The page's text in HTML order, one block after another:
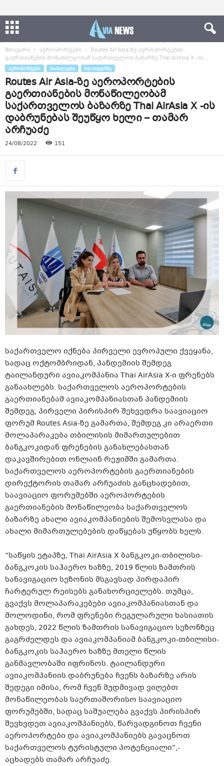
მთავარი აეროპორტები
Routes Air Asia-ზე აეროპორტების
გაერთიანების მონაწილეობამ საქართველოს ბაზარზე Thai AirAsia X -ის...
ᲐᲔᲠᲝᲞᲝᲠᲢᲔᲑᲘ ᲡᲘᲐᲮᲚᲔᲔᲑᲘ ᲡᲚᲐᲘᲓᲔᲠᲖᲔ
Routes Air Asia-ზე აეროპორტების
გაერთიანების მონაწილეობამ
საქართველოს ბაზარზე Thai AirAsia X -ის
დაბრუნებას შეუწყო ხელი – თამარ
არჩუაძე
24/08/2022 151
საქართველო იქნება პირველი ევროპული ქვეყანა,
სადაც ოქტომბრიდან, პანდემიის შემდეგ
ტაილანდური ავიაკომპანია Thai AirAsia X-ი ფრენებს
განაახლებს. საქართველოს აეროპორტების
გაერთიანებამ ავიაკომპანიასთან პანდემიის
შემდეგ, პირველი პირისპირ შეხვედრა საავიაციო
ფორუმ Routes Asia-ზე გამართა, შემდეგ კი არაერთი
მოლაპარაკება თბილისის მიმართულებით
ბანგკოკიდან ფრენების განახლებასთან
დაკავშირებით ონლაინ რეჟიმში გამართა.
საქართველოს აეროპორტების გაერთიანების
დირექტორის თამარ არჩუაძის განცხადებით,
საავიაციო ფორუმებში აეროპორტების
გაერთიანების მონაწილეობა საქართველოს
ბაზარზე ახალი ავიაკომპანიების შემოსვლასა და
ახალი მიმართულებების დაწყებას უწყობს ხელს.
“საწყის ეტაპზე, Thai AirAsia X ბანგკოკი-თბილისი-
ბანგკოკის საჰაერო ხაზზე, 2019 წლის ზამთრის
სანავიგაციო სეზონის მსგავსად პირდაპირ
ჩარტერულ რეისებს განახორციელებს. თუმცა,
გვაქვს მოლაპარაკებები ავიაკომპანიასთან და
მოლოდინი, რომ ფრენები რეგულარული ხასიათის
გახდეს, 2022 წლის ზამთრის სანავიგაციო სეზონზეც
გაგრძელდეს და ავიაკომპანიამ ბანგკოკი-თბილისი-
ბანგკოკის საჰაერო ხაზზე მთელი წლის
განმავლობაში იფრინოს. ტაილანდური
ავიაკომპანიის დაბრუნება ჩვენს ბაზარზე არის
შედეგი იმისა, რომ ჩვენ მუდმივად ვიღებთ
მონაწილეობას საერთაშორისო საავიაციო
ფორუმებში, სადაც საშუალება გვაქვს პირისპირ
შევხვდეთ ავიაკომპანიებს, წარვადგინოთ ჩვენი
აეროპორტები და ავიაკომპანიებს გავაცნოთ
საქართველოს ტურისტული პოტენციალი”,-
აცხადებს თამარ არჩუაძე.